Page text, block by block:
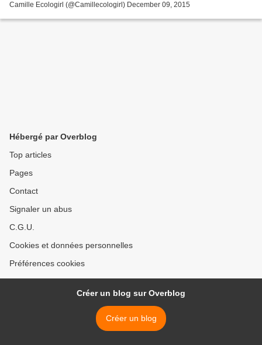
Camille Ecologirl (@Camillecologirl) December 09, 2015
Hébergé par Overblog
Top articles
Pages
Contact
Signaler un abus
C.G.U.
Cookies et données personnelles
Préférences cookies
Créer un blog sur Overblog
Créer un blog